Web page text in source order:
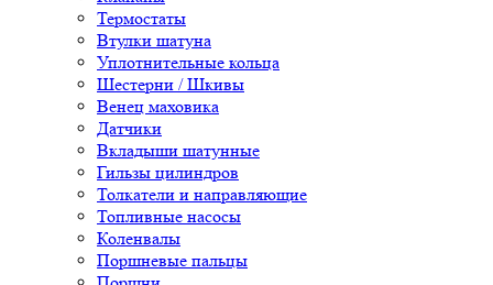
Термостаты
Втулки шатуна
Уплотнительные кольца
Шестерни / Шкивы
Венец маховика
Датчики
Вкладыши шатунные
Гильзы цилиндров
Толкатели и направляющие
Топливные насосы
Коленвалы
Поршневые пальцы